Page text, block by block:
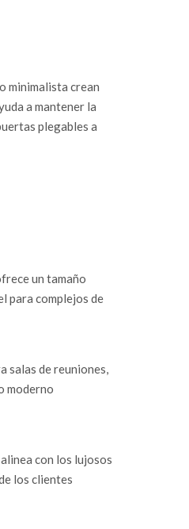
minimalista crean
a mantener la
plegables a
un tamaño
para complejos de
salas de reuniones,
moderno
con los lujosos
los clientes